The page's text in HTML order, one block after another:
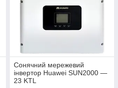
Сонячний мережевий
інвертор Huawei SUN2000 —
23 KTL